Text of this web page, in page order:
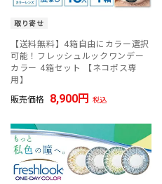
取り寄せ
【送料無料】4箱自由にカラー選択
可能！フレッシュルックワンデー
カラー 4箱セット 【ネコポス専
用】
販売価格 8,900 税込